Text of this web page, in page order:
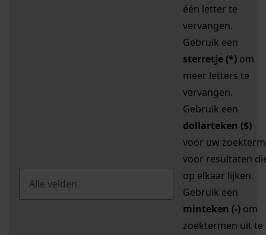
één letter te
vervangen.
Gebruik een
sterretje (*) om
meer letters te
vervangen.
Gebruik een
dollarteken ($)
voor uw zoekterm
voor resultaten
op elkaar lijken.
Gebruik een
minteken (-) om
zoektermen uit te